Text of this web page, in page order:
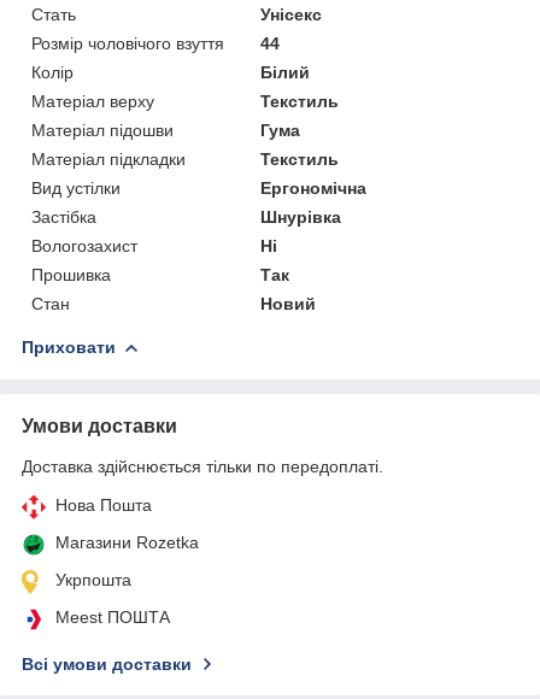
Стать
Унісекс
Розмір чоловічого взуття
44
Колір
Білий
Матеріал верху
Текстиль
Матеріал підошви
Гума
Матеріал підкладки
Текстиль
Вид устілки
Ергономічна
Застібка
Шнурівка
Вологозахист
Ні
Прошивка
Так
Стан
Новий
Приховати
Умови доставки
Доставка здійснюється тільки по передоплаті.
Нова Пошта
Магазини Rozetka
Укрпошта
Meest ПОШТА
Всі умови доставки